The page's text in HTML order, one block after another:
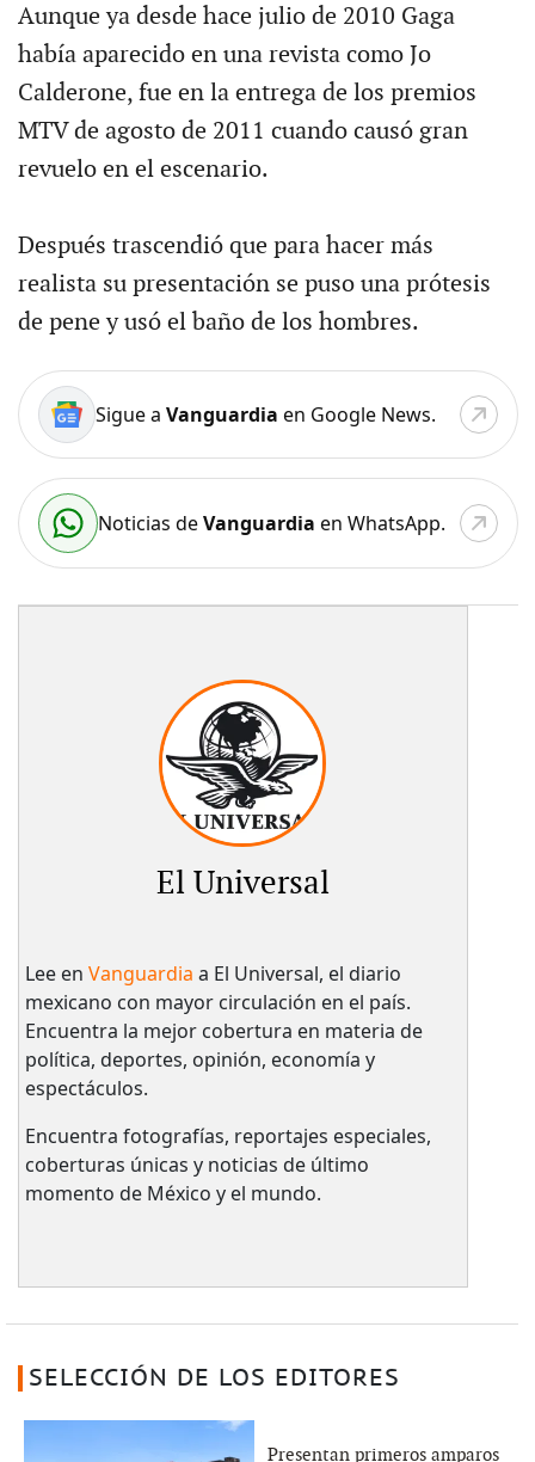
Aunque ya desde hace julio de 2010 Gaga
había aparecido en una revista como Jo
Calderone, fue en la entrega de los premios
MTV de agosto de 2011 cuando causó gran
revuelo en el escenario.
Después trascendió que para hacer más
realista su presentación se puso una prótesis
de pene y usó el baño de los hombres.
Sigue a Vanguardia en Google News.
Noticias deVanguardia en WhatsApp.
El Universal
Lee en Vanguardia a El Universal, el diario
mexicano con mayor circulación en el país.​
Encuentra la mejor cobertura en materia de
política, deportes, opinión, economía y
espectáculos.
Encuentra fotografías, reportajes especiales,
coberturas únicas y noticias de último
momento de México y el mundo.
SELECCIÓN DE LOS EDITORES
Presentan primeros amparos